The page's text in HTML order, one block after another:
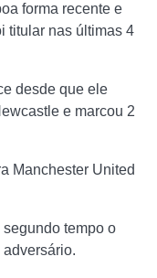
forma recente e
titular nas últimas 4
desde que ele
e marcou 2
Manchester United
segundo tempo o